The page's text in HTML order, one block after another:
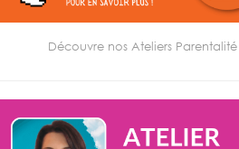
Découvre nos Ateliers Parentalité